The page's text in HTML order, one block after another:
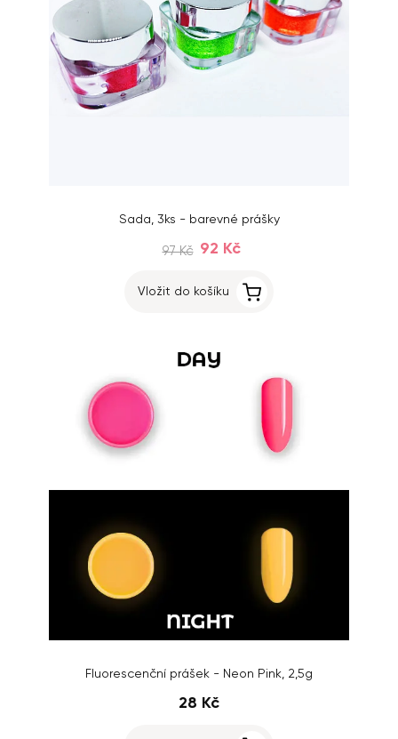
Sada, 3ks - barevné prášky
97 Kč 92 Kč
Vložit do košíku
Fluorescenční prášek - Neon Pink, 2,5g
28 Kč